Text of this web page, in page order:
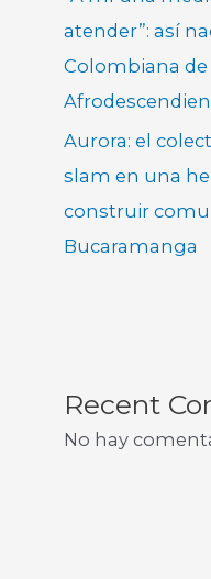
atender”: así
Colombiana de
Aurora: el
slam en una
construir
Bucaramanga
Recent
No hay